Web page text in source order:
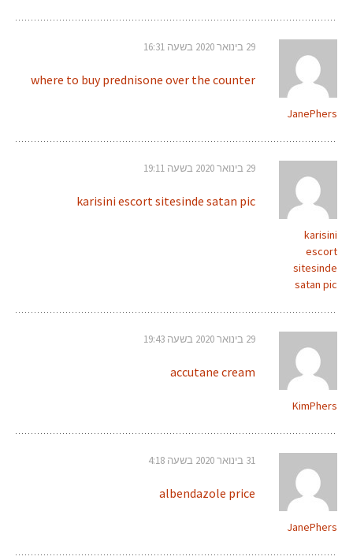
JanePhers
29 בינואר 2020 בשעה 16:31
where to buy prednisone over the counter
karisini
escort
sitesinde
satan pic
29 בינואר 2020 בשעה 19:11
karisini escort sitesinde satan pic
KimPhers
29 בינואר 2020 בשעה 19:43
accutane cream
JanePhers
31 בינואר 2020 בשעה 4:18
albendazole price